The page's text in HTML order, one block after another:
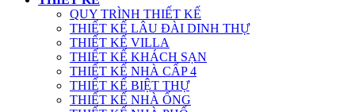
QUY TRÌNH THIẾT KẾ
THIẾT KẾ LÂU ĐÀI DINH THỰ
THIẾT KẾ VILLA
THIẾT KẾ KHÁCH SẠN
THIẾT KẾ NHÀ CẤP 4
THIẾT KẾ BIỆT THỰ
THIẾT KẾ NHÀ ỐNG